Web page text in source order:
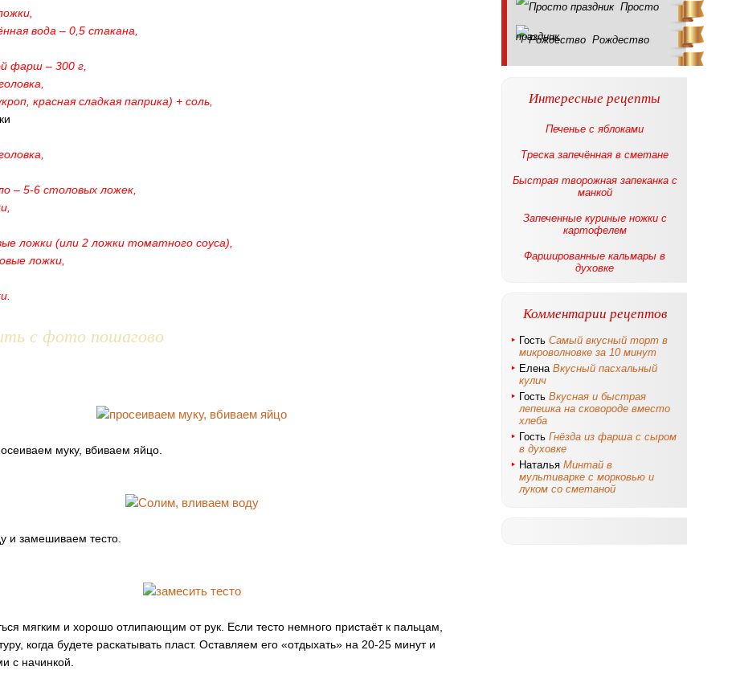
вода – 0,5 стакана,
фарш – 300 г,
красная сладкая паприка) + соль,
– 5-6 столовых ложек,
ложки (или 2 ложки томатного соуса),
ложки,
с фото пошагово
муку, вбиваем яйцо.
и замешиваем тесто.
мягким и хорошо отлипающим от рук. Если тесто немного пристаёт к пальцам,
когда будете раскатывать пласт. Оставляем его «отдыхать» на 20-25 минут и
с начинкой.
Просто
праздник Рождество
Интересные рецепты
Печенье с яблоками
Треска запечённая в сметане
Быстрая творожная запеканка с
манкой
Запеченные куриные ножки с
картофелем
Фаршированные кальмары в
духовке
Комментарии рецептов
Гость Самый вкусный торт в
микроволновке за 10 минут
Елена Вкусный пасхальный
кулич
Гость Вкусная и быстрая
лепешка на сковороде вместо
хлеба
Гость Гнёзда из фарша с сыром
в духовке
Наталья Минтай в
мультиварке с морковью и
луком со сметаной